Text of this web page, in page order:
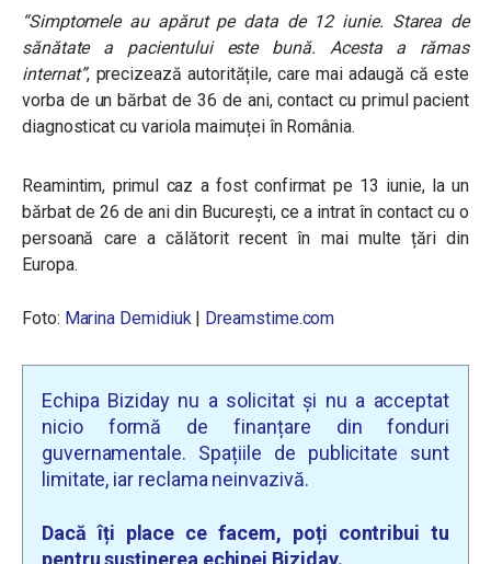
“Simptomele au apărut pe data de 12 iunie. Starea de
sănătate a pacientului este bună. Acesta a rămas
internat”, precizează autoritățile, care mai adaugă că este
vorba de un bărbat de 36 de ani, contact cu primul pacient
diagnosticat cu variola maimuței în România.
Reamintim, primul caz a fost confirmat pe 13 iunie, la un
bărbat de 26 de ani din București, ce a intrat în contact cu o
persoană care a călătorit recent în mai multe țări din
Europa.
Foto: Marina Demidiuk| Dreamstime.com
Echipa Biziday nu a solicitat și nu a acceptat
nicio formă de finanțare din fonduri
guvernamentale. Spațiile de publicitate sunt
limitate, iar reclama neinvazivă.
Dacă îți place ce facem, poți contribui tu
pentru susținerea echipei Biziday.